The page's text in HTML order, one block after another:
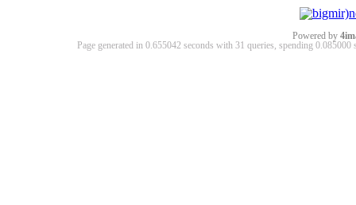
Powered by
Page generated in 0.655042 seconds with 31 queries, spending